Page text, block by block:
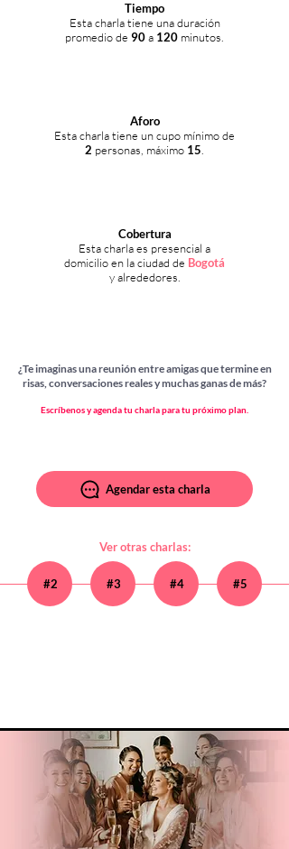
Tiempo
Esta charla tiene una duración
promedio de 90a 120 minutos.
Aforo
Esta charla tiene un cupo mínimo de
2 personas, máximo 15
Cobertura
Esta charla es presencial a
domicilio en la ciudad de Bogotá
y alrededores.
¿Te imaginas una reunión entre amigas que termine en
risas, conversaciones reales y muchas ganas de más?
Escríbenos y agenda tu charla para tu próximo plan.
Agendar esta charla
Ver otras charlas:
#2 #5
#4
#3